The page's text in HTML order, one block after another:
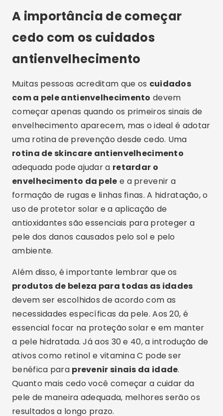
A importância de começar
cedo com os cuidados
antienvelhecimento
Muitas pessoas acreditam que os cuidados
com a pele antienvelhecimento devem
começar apenas quando os primeiros sinais de
envelhecimento aparecem, mas o ideal é adotar
uma rotina de prevenção desde cedo. Uma
rotina de skincare antienvelhecimento
adequada pode ajudar a retardar o
envelhecimento da pele e a prevenir a
formação de rugas e linhas finas. A hidratação, o
uso de protetor solar e a aplicação de
antioxidantes são essenciais para proteger a
pele dos danos causados pelo sol e pelo
ambiente.
Além disso, é importante lembrar que os
produtos de beleza para todas as idades
devem ser escolhidos de acordo com as
necessidades específicas da pele. Aos 20, é
essencial focar na proteção solar e em manter
a pele hidratada. Já aos 30 e 40, a introdução de
ativos como retinol e vitamina C pode ser
benéfica para prevenir sinais da idade.
Quanto mais cedo você começar a cuidar da
pele de maneira adequada, melhores serão os
resultados a longo prazo.